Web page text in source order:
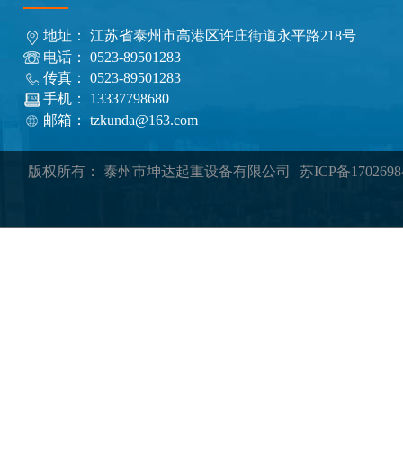
地址： 江苏省泰州市高港区许庄街道永平路218号
电话： 0523-89501283
传真： 0523-89501283
手机： 13337798680
邮箱： tzkunda@163.com
版权所有： 泰州市坤达起重设备有限公司 苏ICP备